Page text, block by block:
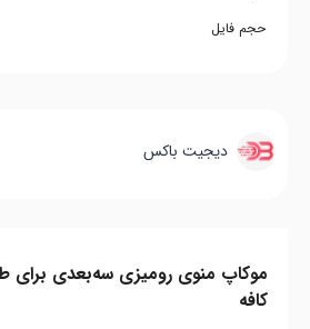
حجم فایل
دیجیت باکس
موکاپ منوی رومیزی سه‌بعدی برای
کافه